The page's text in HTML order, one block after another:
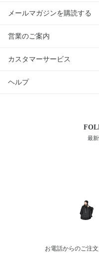
メールマガジンを購読する
営業のご案内
カスタマーサービス
ヘルプ
最新
お電話からのご注